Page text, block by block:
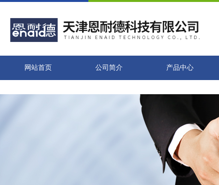
网站首页 公司简介 产品中心